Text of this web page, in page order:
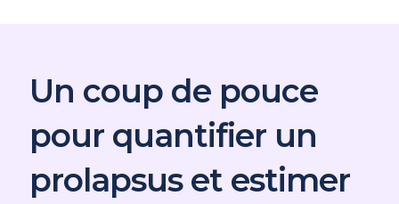
Un coup de pouce
pour quantifier un
prolapsus et estimer